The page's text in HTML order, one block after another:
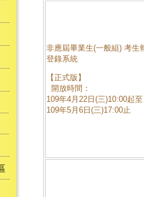
非應屆畢業生(一般組) 考生
登錄系統
【正式版】
開放時間：
109年4月22日(三)10:00起至
109年5月6日(三)17:00止